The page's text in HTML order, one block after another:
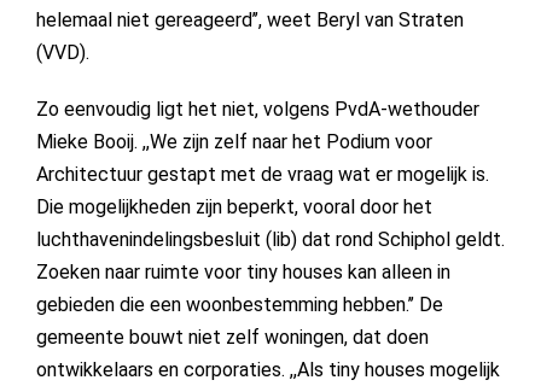
helemaal niet gereageerd’’, weet Beryl van Straten
(VVD).
Zo eenvoudig ligt het niet, volgens PvdA-wethouder
Mieke Booij. ,,We zijn zelf naar het Podium voor
Architectuur gestapt met de vraag wat er mogelijk is.
Die mogelijkheden zijn beperkt, vooral door het
luchthavenindelingsbesluit (lib) dat rond Schiphol geldt.
Zoeken naar ruimte voor tiny houses kan alleen in
gebieden die een woonbestemming hebben.’’ De
gemeente bouwt niet zelf woningen, dat doen
ontwikkelaars en corporaties. ,,Als tiny houses mogelijk